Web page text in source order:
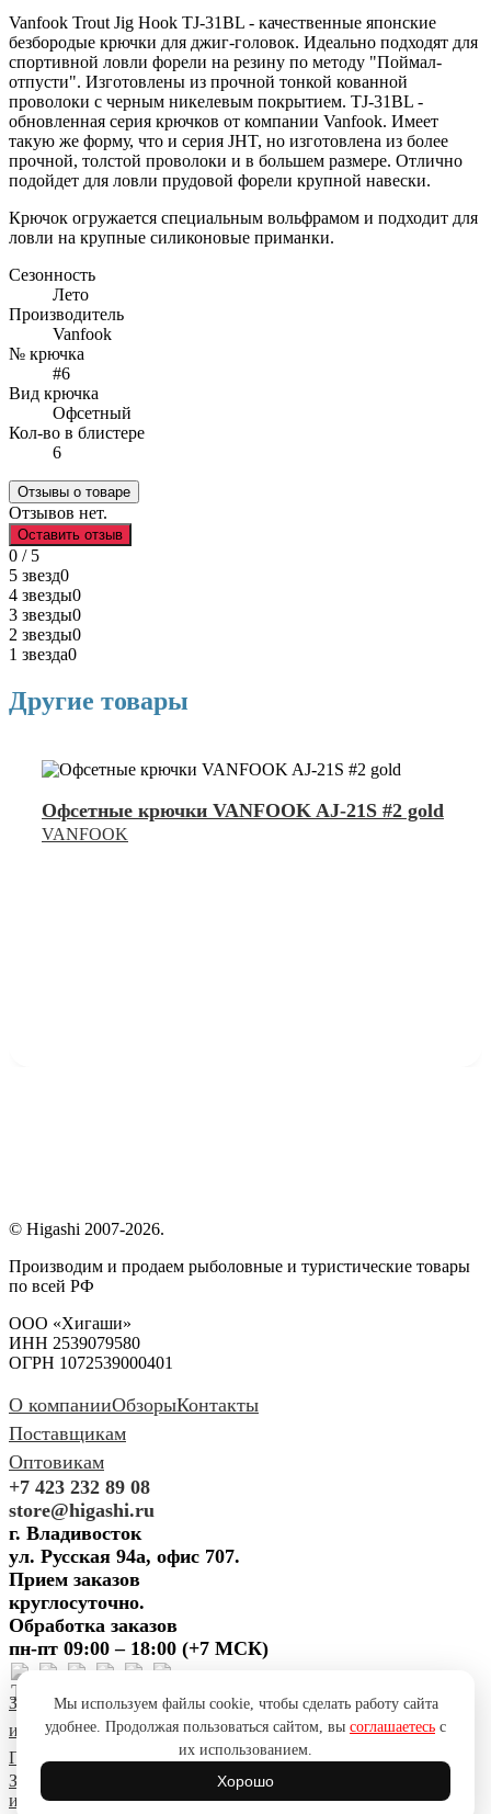
Vanfook Trout Jig Hook TJ-31BL - качественные японские
безбородые крючки для джиг-головок. Идеально подходят для
спортивной ловли форели на резину по методу "Поймал-
отпусти". Изготовлены из прочной тонкой кованной
проволоки с черным никелевым покрытием. TJ-31BL -
обновленная серия крючков от компании Vanfook. Имеет
такую же форму, что и серия JHT, но изготовлена из более
прочной, толстой проволоки и в большем размере. Отлично
подойдет для ловли прудовой форели крупной навески.
Крючок огружается специальным вольфрамом и подходит для
ловли на крупные силиконовые приманки.
Сезонность
Лето
Производитель
Vanfook
№ крючка
#6
Вид крючка
Офсетный
Кол-во в блистере
6
Отзывы о товаре
Отзывов нет.
Оставить отзыв
0 / 5
5 звезд0
4 звезды0
3 звезды0
2 звезды0
1 звезда0
Другие товары
Офсетные крючки VANFOOK AJ-21S #2 gold
VANFOOK
© Higashi 2007-2026.
Производим и продаем рыболовные и туристические товары
по всей РФ
ООО «Хигаши»
ИНН 2539079580
ОГРН 1072539000401
О компанииОбзорыКонтакты
Поставщикам
Оптовикам
+7 423 232 89 08
store@higashi.ru
г. Владивосток
ул. Русская 94а, офис 707.
Прием заказов
круглосуточно.
Обработка заказов
пн-пт 09:00 – 18:00 (+7 МСК)
Задать вопросПредложить
идеюПоблагодаритьПожаловаться Сообщить об ошибке
Политика конфиденциальностиСогласие на обработку ПД
Задать вопрос
идеюПоблагодаритьПожаловатьсяСообщить об ошибке
Мы используем файлы cookie, чтобы сделать работу сайта
удобнее. Продолжая пользоваться сайтом, вы соглашаетесь с
их использованием.
Хорошо